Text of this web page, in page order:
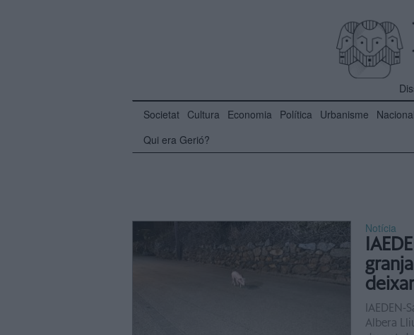
Societat Cultura Economia Política Urbanisme Nacional
Qui era Gerió?
Notícia
IAEDEN-
Albera